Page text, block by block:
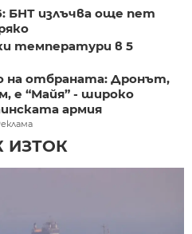
БНТ излъчва още пет
температури в 5
отбраната: Дронът,
е “Майя” - широко
армия
ИЗТОК